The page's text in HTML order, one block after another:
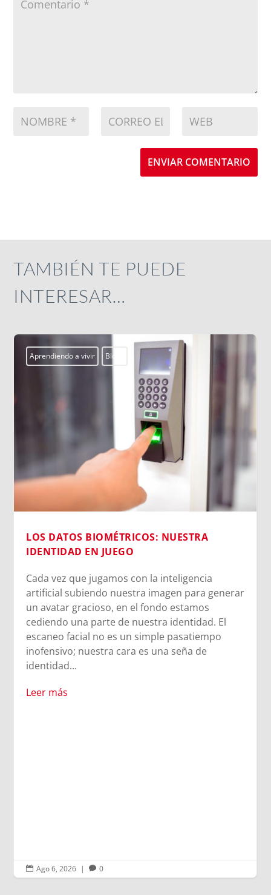
ENVIAR COMENTARIO
TAMBIÉN TE PUEDE
INTERESAR…
Aprendiendo a vivir Blogs
LOS DATOS BIOMÉTRICOS: NUESTRA
IDENTIDAD EN JUEGO
Cada vez que jugamos con la inteligencia
artificial subiendo nuestra imagen para generar
un avatar gracioso, en el fondo estamos
cediendo una parte de nuestra identidad. El
escaneo facial no es un simple pasatiempo
inofensivo; nuestra cara es una seña de
identidad...
Leer más
 Ago 6, 2026 |  0